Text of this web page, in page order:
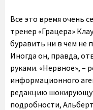
Все это время очень
тренер «Грацера»
буравить ни в чем не
Иногда он, правда,
руками. «Нервное», –
информационного
редакцию
подробности,